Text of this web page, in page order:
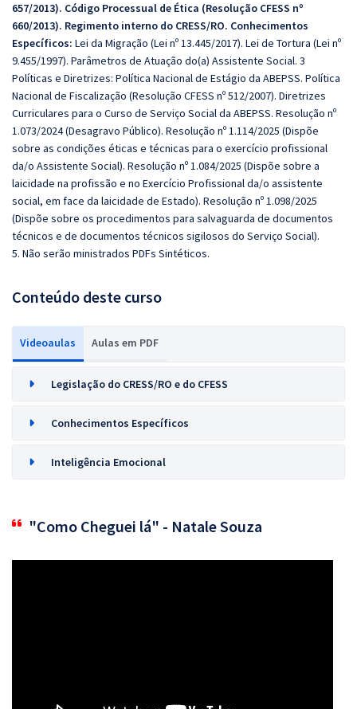
657/2013). Código Processual de Ética (Resolução CFESS nº
660/2013). Regimento interno do CRESS/RO. Conhecimentos
Específicos: Lei da Migração (Lei nº 13.445/2017). Lei de Tortura (Lei nº
9.455/1997). Parâmetros de Atuação do(a) Assistente Social. 3
Políticas e Diretrizes: Política Nacional de Estágio da ABEPSS. Política
Nacional de Fiscalização (Resolução CFESS nº 512/2007). Diretrizes
Curriculares para o Curso de Serviço Social da ABEPSS. Resolução nº
1.073/2024 (Desagravo Público). Resolução nº 1.114/2025 (Dispõe
sobre as condições éticas e técnicas para o exercício profissional
da/o Assistente Social). Resolução nº 1.084/2025 (Dispõe sobre a
laicidade na profissão e no Exercício Profissional da/o assistente
social, em face da laicidade de Estado). Resolução nº 1.098/2025
(Dispõe sobre os procedimentos para salvaguarda de documentos
técnicos e de documentos técnicos sigilosos do Serviço Social).
5. Não serão ministrados PDFs Sintéticos.
Conteúdo deste curso
Videoaulas Aulas em PDF
Legislação do CRESS/RO e do CFESS
Conhecimentos Específicos
Inteligência Emocional
"Como Cheguei lá" - Natale Souza